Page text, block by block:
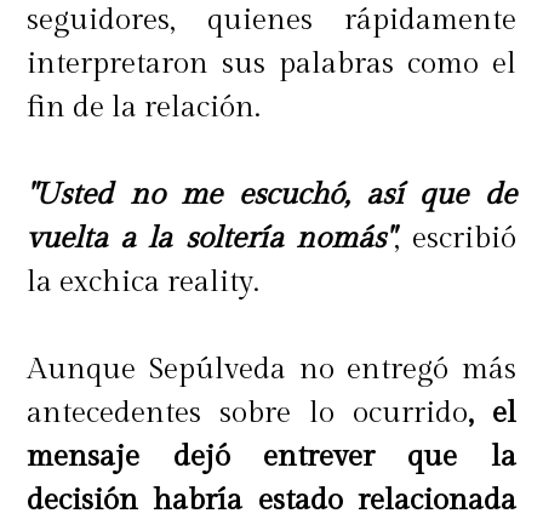
seguidores, quienes rápidamente
interpretaron sus palabras como el
fin de la relación.
"Usted no me escuchó, así que de
vuelta a la soltería nomás", escribió
la exchica reality.
Aunque Sepúlveda no entregó más
antecedentes sobre lo ocurrido, el
mensaje dejó entrever que la
decisión habría estado relacionada